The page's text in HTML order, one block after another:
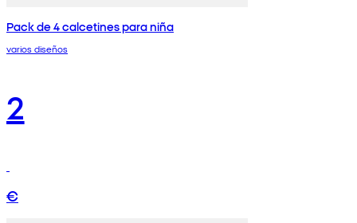
Pack de 4 calcetines para niña
varios diseños
2
€